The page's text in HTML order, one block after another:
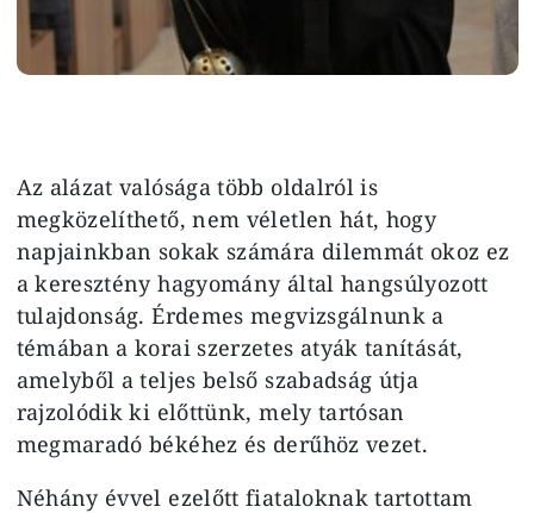
Az alázat valósága több oldalról is
megközelíthető, nem véletlen hát, hogy
napjainkban sokak számára dilemmát okoz ez
a keresztény hagyomány által hangsúlyozott
tulajdonság. Érdemes megvizsgálnunk a
témában a korai szerzetes atyák tanítását,
amelyből a teljes belső szabadság útja
rajzolódik ki előttünk, mely tartósan
megmaradó békéhez és derűhöz vezet.
Néhány évvel ezelőtt fiataloknak tar­tottam